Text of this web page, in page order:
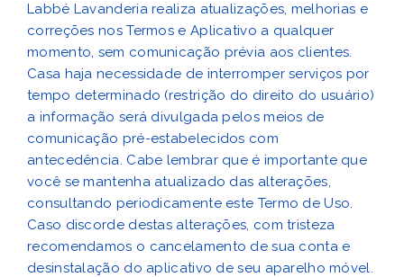
Labbé Lavanderia realiza atualizações, melhorias e
correções nos Termos e Aplicativo a qualquer
momento, sem comunicação prévia aos clientes.
Casa haja necessidade de interromper serviços por
tempo determinado (restrição do direito do usuário)
a informação será divulgada pelos meios de
comunicação pré-estabelecidos com
antecedência. Cabe lembrar que é importante que
você se mantenha atualizado das alterações,
consultando periodicamente este Termo de Uso.
Caso discorde destas alterações, com tristeza
recomendamos o cancelamento de sua conta e
desinstalação do aplicativo de seu aparelho móvel.